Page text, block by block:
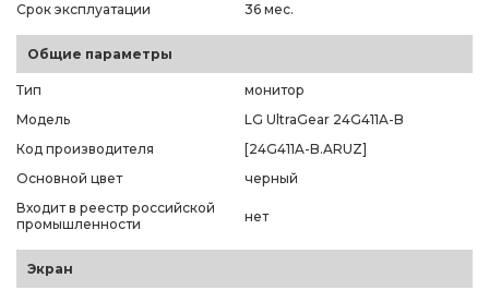
Срок эксплуатации 36 мес.
Общие параметры
Тип
монитор
Модель
LG UltraGear 24G411A-B
Код производителя
[24G411A-B.ARUZ]
Основной цвет
черный
Входит в реестр российской
промышленности
нет
Экран